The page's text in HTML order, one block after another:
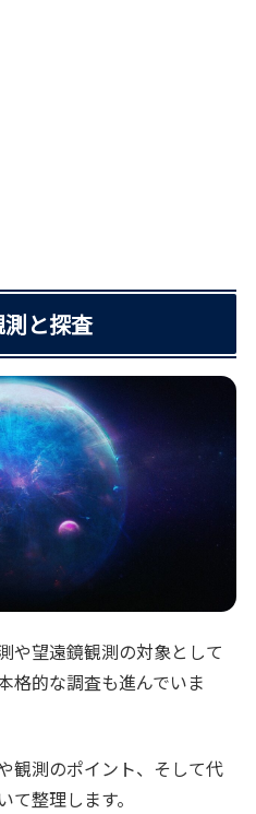
と探査
や望遠鏡観測の対象として
格的な調査も進んでいま
観測のポイント、そして代
整理します。